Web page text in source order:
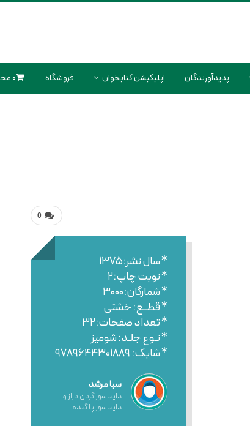
پدیدآورندگان اپلیکیشن کتابخوان فروشگاه 0 محصول
0
* سال نشر:۱۳۷۵
* نوبت چاپ:۲
* شمارگان:۳۰۰۰
* قطــع: خشتی
* تعداد صفحات:۳۲
* نـوع جلـد: شومیز
* شابک: ۹۷۸۹۶۴۴۳۰۱۸۸۹
سبا مرشد
دایناسور گردن دراز و
دایناسور پا گنده